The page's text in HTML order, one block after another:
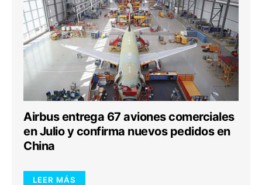
Airbus entrega 67 aviones comerciales
en Julio y confirma nuevos pedidos en
China
LEER MÁS